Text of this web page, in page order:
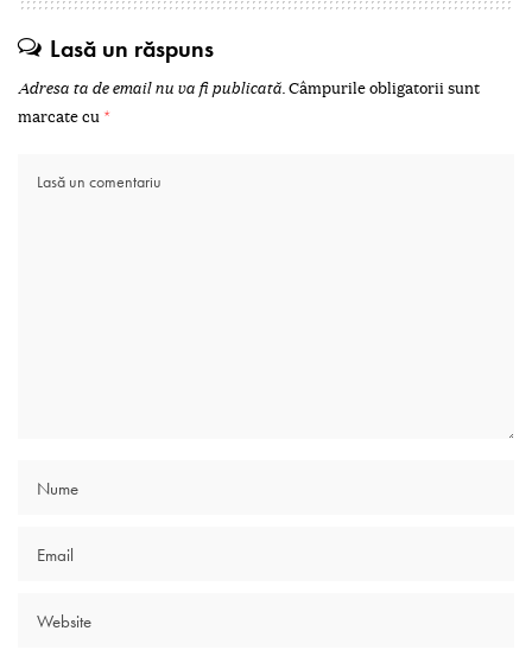
Lasă un răspuns
Adresa ta de email nu va fi publicată.Câmpurile obligatorii sunt
marcate cu *